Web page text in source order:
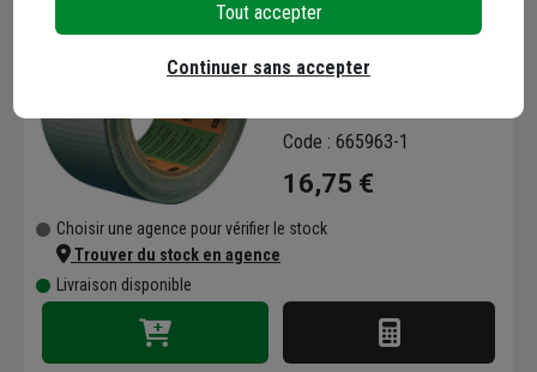
américaine US multi-
m
Code : 665963-1
16,75 €
Choisir une agence pour vérifier le stock
Trouver du stock en agence
Livraison disponible
Tout accepter
Continuer sans accepter